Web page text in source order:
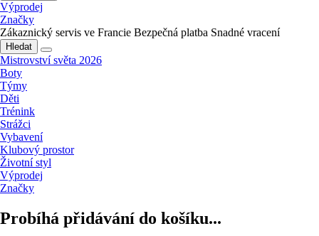
Výprodej
Značky
Zákaznický servis ve Francie Bezpečná platba Snadné vracení
Hledat
Mistrovství světa 2026
Boty
Týmy
Děti
Trénink
Strážci
Vybavení
Klubový prostor
Životní styl
Výprodej
Značky
Probíhá přidávání do košíku...